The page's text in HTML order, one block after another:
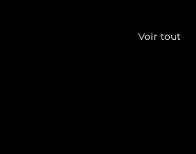
Voir tout